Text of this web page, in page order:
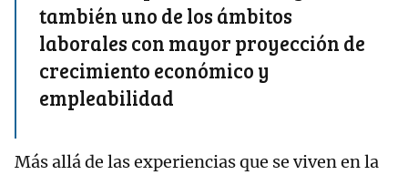
también uno de los ámbitos
laborales con mayor proyección de
crecimiento económico y
empleabilidad
Más allá de las experiencias que se viven en la